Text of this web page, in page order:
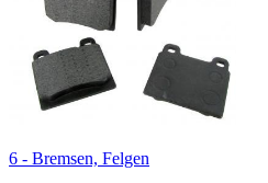
6 - Bremsen, Felgen